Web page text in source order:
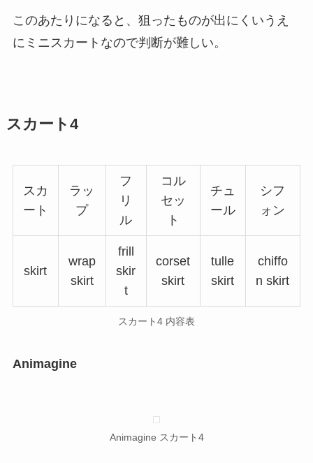
このあたりになると、狙ったものが出にくいうえ
にミニスカートなので判断が難しい。
スカート4
スカ
ート
ラッ
プ
フ
リ
ル
コル
セッ
ト
チュ
ール
シフ
ォン
skirt
wrap
skirt
frill
skir
t
corset
skirt
tulle
skirt
chiffo
n skirt
スカート4 内容表
Animagine
Animagine スカート4